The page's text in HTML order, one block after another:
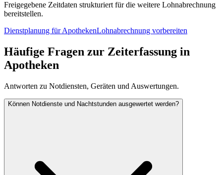
Freigegebene Zeitdaten strukturiert für die weitere Lohnabrechnung
bereitstellen.
Dienstplanung für ApothekenLohnabrechnung vorbereiten
Häufige Fragen zur Zeiterfassung in
Apotheken
Antworten zu Notdiensten, Geräten und Auswertungen.
Können Notdienste und Nachtstunden ausgewertet werden?